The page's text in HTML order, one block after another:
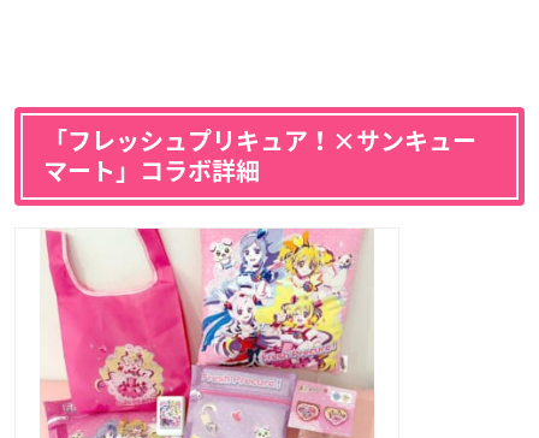
「フレッシュプリキュア！×サンキュー
マート」コラボ詳細